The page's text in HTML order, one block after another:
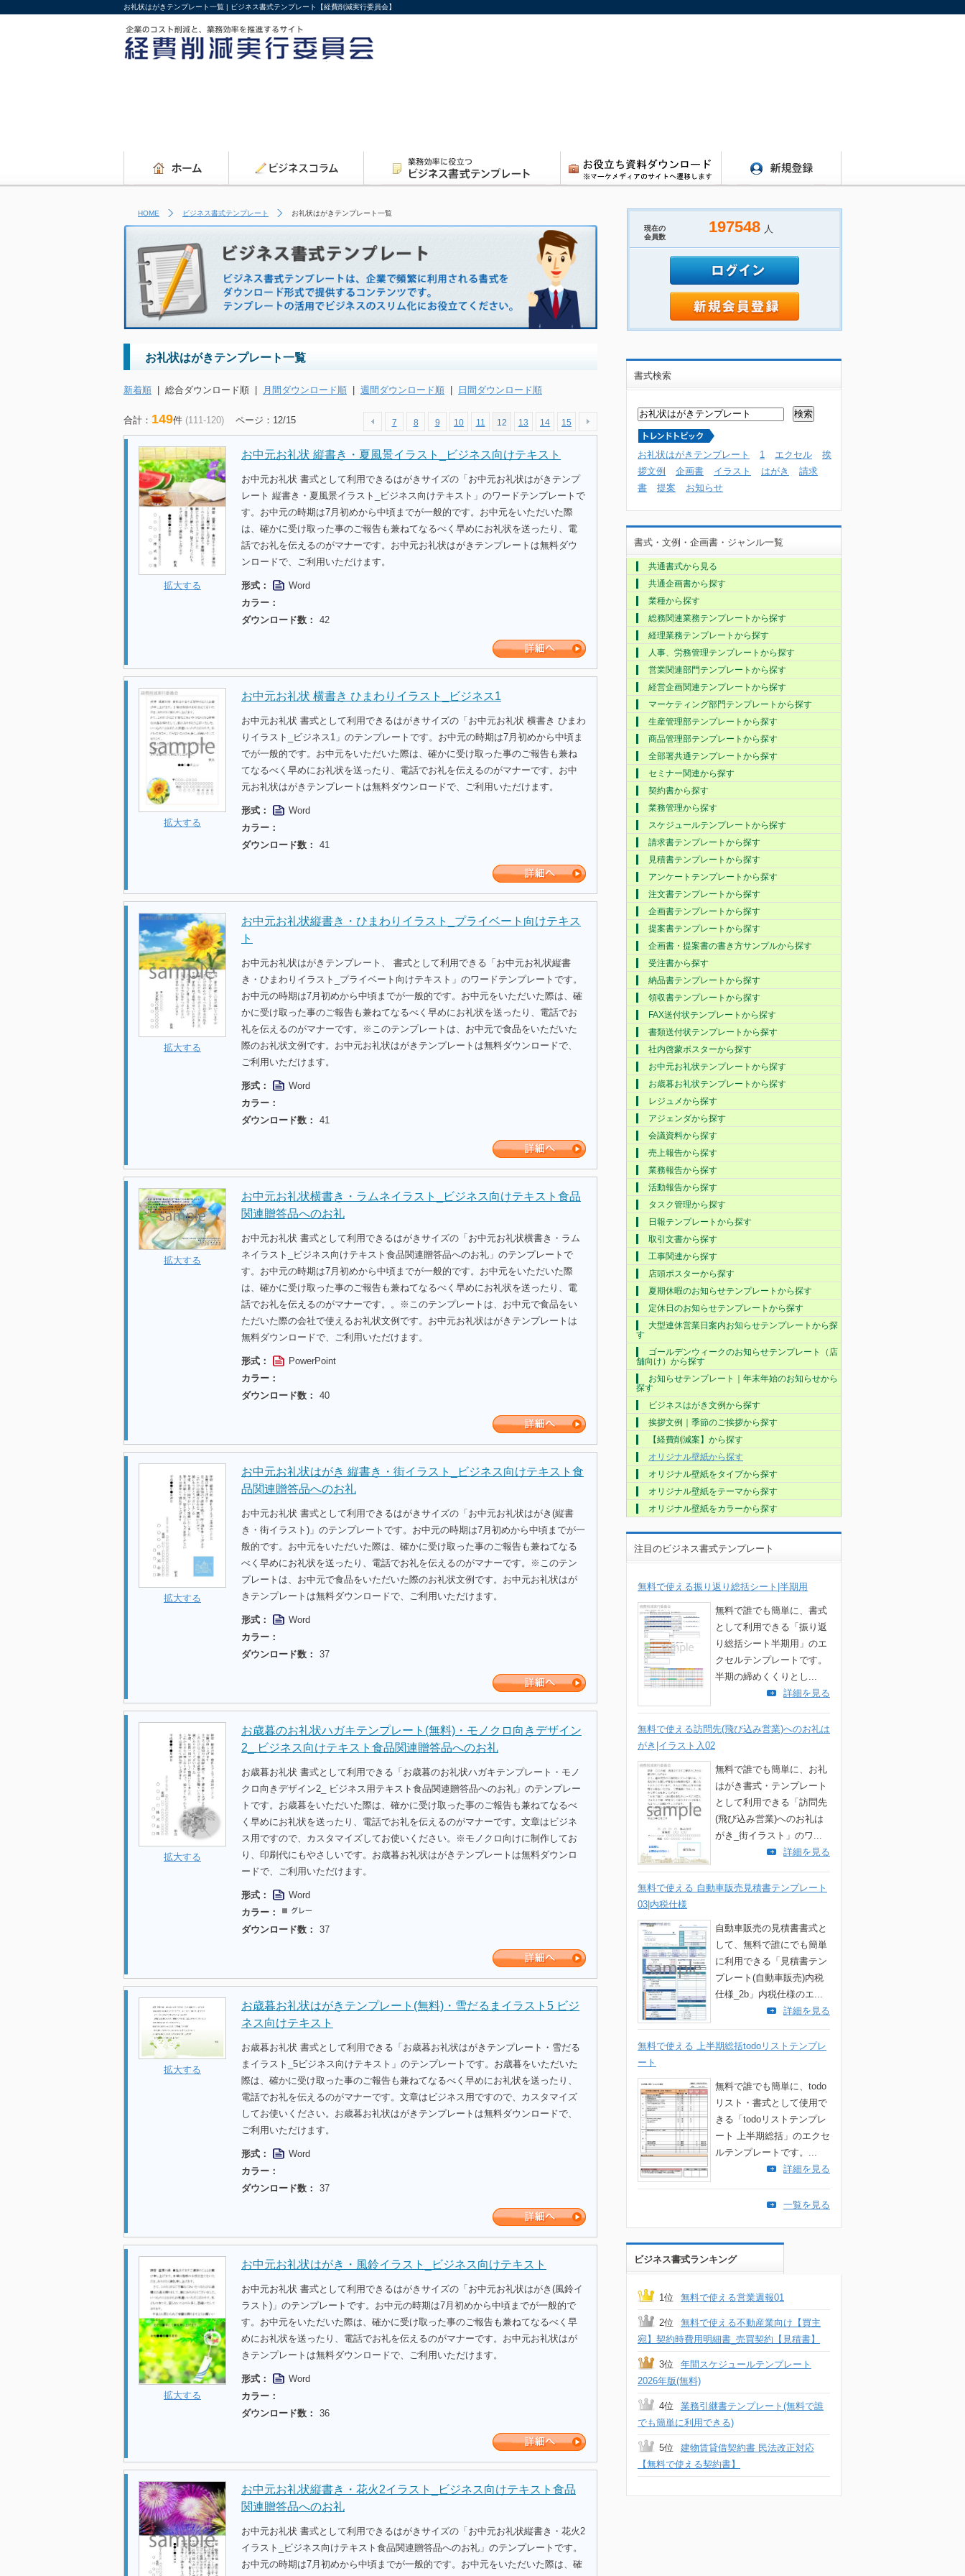
お礼状はがきテンプレート一覧 | ビジネス書式テンプレート【経費削減実行委員会】
HOME ビジネス書式テンプレート お礼状はがきテンプレート一覧
お礼状はがきテンプレート一覧
新着順 | 総合ダウンロード順 | 月間ダウンロード順 | 週間ダウンロード順 | 日間ダウンロード順
合計： 149件 (111-120) ページ：12/15 7 8 9 10 11 12 13 14 15
拡大する
お中元お礼状 縦書き・夏風景イラスト_ビジネス向けテキスト
お中元お礼状 書式として利用できるはがきサイズの「お中元お礼状はがきテンプ
レート 縦書き・夏風景イラスト_ビジネス向けテキスト」のワードテンプレートで
す。お中元の時期は7月初めから中頃までが一般的です。お中元をいただいた際
は、確かに受け取った事のご報告も兼ねてなるべく早めにお礼状を送ったり、電
話でお礼を伝えるのがマナーです。お中元お礼状はがきテンプレートは無料ダウ
ンロードで、ご利用いただけます。
形式：
Word
カラー：
ダウンロード数：
42
拡大する
お中元お礼状 横書き ひまわりイラスト_ビジネス1
お中元お礼状 書式として利用できるはがきサイズの「お中元お礼状 横書き ひまわ
りイラスト_ビジネス1」のテンプレートです。お中元の時期は7月初めから中頃ま
でが一般的です。お中元をいただいた際は、確かに受け取った事のご報告も兼ね
てなるべく早めにお礼状を送ったり、電話でお礼を伝えるのがマナーです。お中
元お礼状はがきテンプレートは無料ダウンロードで、ご利用いただけます。
形式：
Word
カラー：
ダウンロード数：
41
拡大する
お中元お礼状縦書き・ひまわりイラスト_プライベート向けテキス
ト
お中元お礼状はがきテンプレート、 書式として利用できる「お中元お礼状縦書
き・ひまわりイラスト_プライベート向けテキスト」のワードテンプレートです。
お中元の時期は7月初めから中頃までが一般的です。お中元をいただいた際は、確
かに受け取った事のご報告も兼ねてなるべく早めにお礼状を送ったり、電話でお
礼を伝えるのがマナーです。※このテンプレートは、お中元で食品をいただいた
際のお礼状文例です。お中元お礼状はがきテンプレートは無料ダウンロードで、
ご利用いただけます。
形式：
Word
カラー：
ダウンロード数：
41
拡大する
お中元お礼状横書き・ラムネイラスト_ビジネス向けテキスト食品
関連贈答品へのお礼
お中元お礼状 書式として利用できるはがきサイズの「お中元お礼状横書き・ラム
ネイラスト_ビジネス向けテキスト食品関連贈答品へのお礼」のテンプレートで
す。お中元の時期は7月初めから中頃までが一般的です。お中元をいただいた際
は、確かに受け取った事のご報告も兼ねてなるべく早めにお礼状を送ったり、電
話でお礼を伝えるのがマナーです。。※このテンプレートは、お中元で食品をい
ただいた際の会社で使えるお礼状文例です。お中元お礼状はがきテンプレートは
無料ダウンロードで、ご利用いただけます。
形式：
PowerPoint
カラー：
ダウンロード数：
40
拡大する
お中元お礼状はがき 縦書き・街イラスト_ビジネス向けテキスト食
品関連贈答品へのお礼
お中元お礼状 書式として利用できるはがきサイズの「お中元お礼状はがき(縦書
き・街イラスト)」のテンプレートです。お中元の時期は7月初めから中頃までが一
般的です。お中元をいただいた際は、確かに受け取った事のご報告も兼ねてなる
べく早めにお礼状を送ったり、電話でお礼を伝えるのがマナーです。※このテン
プレートは、お中元で食品をいただいた際のお礼状文例です。お中元お礼状はが
きテンプレートは無料ダウンロードで、ご利用いただけます。
形式：
Word
カラー：
ダウンロード数：
37
拡大する
お歳暮のお礼状ハガキテンプレート(無料)・モノクロ向きデザイン
2_ ビジネス向けテキスト食品関連贈答品へのお礼
お歳暮お礼状 書式として利用できる「お歳暮のお礼状ハガキテンプレート・モノ
クロ向きデザイン2_ ビジネス用テキスト食品関連贈答品へのお礼」のテンプレー
トです。お歳暮をいただいた際は、確かに受け取った事のご報告も兼ねてなるべ
く早めにお礼状を送ったり、電話でお礼を伝えるのがマナーです。文章はビジネ
ス用ですので、カスタマイズしてお使いください。※モノクロ向けに制作してお
り、印刷代にもやさしいです。お歳暮お礼状はがきテンプレートは無料ダウンロ
ードで、ご利用いただけます。
形式：
Word
カラー：
ダウンロード数：
37
拡大する
お歳暮お礼状はがきテンプレート(無料)・雪だるまイラスト5 ビジ
ネス向けテキスト
お歳暮お礼状 書式として利用できる「お歳暮お礼状はがきテンプレート・雪だる
まイラスト_5ビジネス向けテキスト」のテンプレートです。お歳暮をいただいた
際は、確かに受け取った事のご報告も兼ねてなるべく早めにお礼状を送ったり、
電話でお礼を伝えるのがマナーです。文章はビジネス用ですので、カスタマイズ
してお使いください。お歳暮お礼状はがきテンプレートは無料ダウンロードで、
ご利用いただけます。
形式：
Word
カラー：
ダウンロード数：
37
拡大する
お中元お礼状はがき・風鈴イラスト_ビジネス向けテキスト
お中元お礼状 書式として利用できるはがきサイズの「お中元お礼状はがき(風鈴イ
ラスト)」のテンプレートです。お中元の時期は7月初めから中頃までが一般的で
す。お中元をいただいた際は、確かに受け取った事のご報告も兼ねてなるべく早
めにお礼状を送ったり、電話でお礼を伝えるのがマナーです。お中元お礼状はが
きテンプレートは無料ダウンロードで、ご利用いただけます。
形式：
Word
カラー：
ダウンロード数：
36
お中元お礼状縦書き・花火2イラスト_ビジネス向けテキスト食品
関連贈答品へのお礼
お中元お礼状 書式として利用できるはがきサイズの「お中元お礼状縦書き・花火2
イラスト_ビジネス向けテキスト食品関連贈答品へのお礼」のテンプレートです。
お中元の時期は7月初めから中頃までが一般的です。お中元をいただいた際は、確
現在の
会員数
197548 人
書式検索
お礼状はがきテンプレート 1 エクセル
挨
拶文例
企画書 イラスト はがき
請求
書
提案 お知らせ
書式・文例・企画書・ジャンル一覧
共通書式から見る
共通企画書から探す
業種から探す
総務関連業務テンプレートから探す
経理業務テンプレートから探す
人事、労務管理テンプレートから探す
営業関連部門テンプレートから探す
経営企画関連テンプレートから探す
マーケティング部門テンプレートから探す
生産管理部テンプレートから探す
商品管理部テンプレートから探す
全部署共通テンプレートから探す
セミナー関連から探す
契約書から探す
業務管理から探す
スケジュールテンプレートから探す
請求書テンプレートから探す
見積書テンプレートから探す
アンケートテンプレートから探す
注文書テンプレートから探す
企画書テンプレートから探す
提案書テンプレートから探す
企画書・提案書の書き方サンプルから探す
受注書から探す
納品書テンプレートから探す
領収書テンプレートから探す
FAX送付状テンプレートから探す
書類送付状テンプレートから探す
社内啓蒙ポスターから探す
お中元お礼状テンプレートから探す
お歳暮お礼状テンプレートから探す
レジュメから探す
アジェンダから探す
会議資料から探す
売上報告から探す
業務報告から探す
活動報告から探す
タスク管理から探す
日報テンプレートから探す
取引文書から探す
工事関連から探す
店頭ポスターから探す
夏期休暇のお知らせテンプレートから探す
定休日のお知らせテンプレートから探す
大型連休営業日案内お知らせテンプレートから探
す
ゴールデンウィークのお知らせテンプレート（店
舗向け）から探す
お知らせテンプレート｜年末年始のお知らせから
探す
ビジネスはがき文例から探す
挨拶文例｜季節のご挨拶から探す
【経費削減案】から探す
オリジナル壁紙から探す
オリジナル壁紙をタイプから探す
オリジナル壁紙をテーマから探す
オリジナル壁紙をカラーから探す
注目のビジネス書式テンプレート
無料で使える振り返り総括シート|半期用
無料で誰でも簡単に、書式
として利用できる「振り返
り総括シート半期用」のエ
クセルテンプレートです。
半期の締めくくりとし...
詳細を見る
無料で使える訪問先(飛び込み営業)へのお礼は
がき|イラスト入02
無料で誰でも簡単に、お礼
はがき書式・テンプレート
として利用できる「訪問先
(飛び込み営業)へのお礼は
がき_街イラスト」のワ...
詳細を見る
無料で使える 自動車販売見積書テンプレート
03|内税仕様
自動車販売の見積書書式と
して、無料で誰にでも簡単
に利用できる「見積書テン
プレート(自動車販売)内税
仕様_2b」内税仕様のエ...
詳細を見る
無料で使える 上半期総括todoリストテンプレ
ート
無料で誰でも簡単に、todo
リスト・書式として使用で
きる「todoリストテンプレ
ート 上半期総括」のエクセ
ルテンプレートです。...
詳細を見る
一覧を見る
ビジネス書式ランキング
1位 無料で使える営業週報01
2位
無料で使える不動産業向け【買主
宛】契約時費用明細書_売買契約【見積書】
3位
年間スケジュールテンプレート
2026年版(無料)
4位
業務引継書テンプレート(無料で誰
でも簡単に利用できる)
5位
建物賃貸借契約書 民法改正対応
【無料で使える契約書】